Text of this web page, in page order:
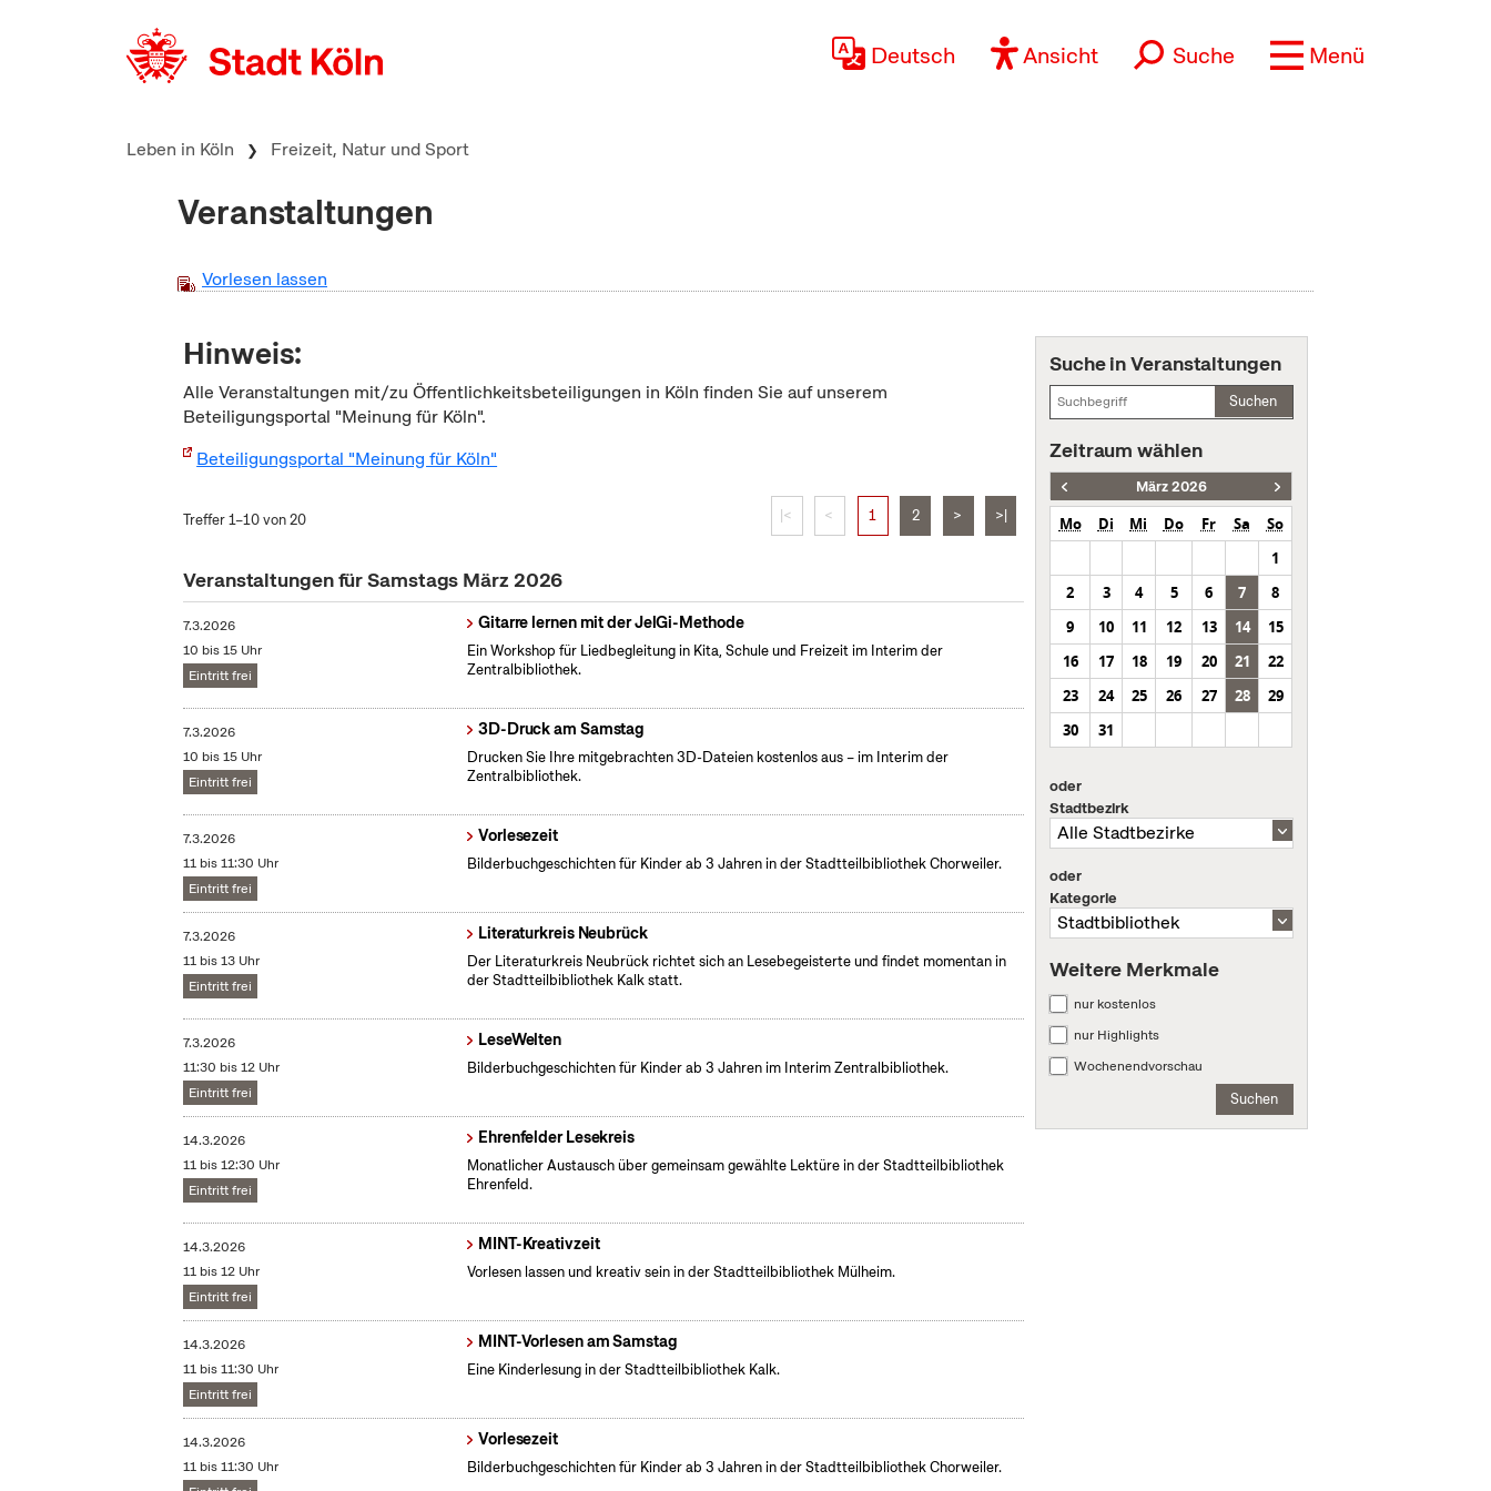
Deutsch Ansicht Suche Menü
Leben in Köln Freizeit, Natur und Sport
Veranstaltungen
Vorlesen lassen
Hinweis:
Alle Veranstaltungen mit/zu Öffentlichkeitsbeteiligungen in Köln finden Sie auf unserem
Beteiligungsportal "Meinung für Köln".
Beteiligungsportal "Meinung für Köln"
Treffer 1–10 von 20 |< < 1 2 > >|
Veranstaltungen für Samstags März 2026
7.3.2026
10 bis 15 Uhr
Eintritt frei
Gitarre lernen mit der JelGi-Methode
Ein Workshop für Liedbegleitung in Kita, Schule und Freizeit im Interim der
Zentralbibliothek.
7.3.2026
10 bis 15 Uhr
Eintritt frei
3D-Druck am Samstag
Drucken Sie Ihre mitgebrachten 3D-Dateien kostenlos aus – im Interim der
Zentralbibliothek.
7.3.2026
11 bis 11:30 Uhr
Eintritt frei
Vorlesezeit
Bilderbuchgeschichten für Kinder ab 3 Jahren in der Stadtteilbibliothek Chorweiler.
7.3.2026
11 bis 13 Uhr
Eintritt frei
Literaturkreis Neubrück
Der Literaturkreis Neubrück richtet sich an Lesebegeisterte und findet momentan in
der Stadtteilbibliothek Kalk statt.
7.3.2026
11:30 bis 12 Uhr
Eintritt frei
LeseWelten
Bilderbuchgeschichten für Kinder ab 3 Jahren im Interim Zentralbibliothek.
14.3.2026
11 bis 12:30 Uhr
Eintritt frei
Ehrenfelder Lesekreis
Monatlicher Austausch über gemeinsam gewählte Lektüre in der Stadtteilbibliothek
Ehrenfeld.
14.3.2026
11 bis 12 Uhr
Eintritt frei
MINT-Kreativzeit
Vorlesen lassen und kreativ sein in der Stadtteilbibliothek Mülheim.
14.3.2026
11 bis 11:30 Uhr
Eintritt frei
MINT-Vorlesen am Samstag
Eine Kinderlesung in der Stadtteilbibliothek Kalk.
14.3.2026
11 bis 11:30 Uhr
Vorlesezeit
Bilderbuchgeschichten für Kinder ab 3 Jahren in der Stadtteilbibliothek Chorweiler.
Suche in Veranstaltungen
Suchen
Zeitraum wählen
März 2026
Mo Di Mi Do Fr Sa
So
1
2
3 4 5 6 7
8
9
10 11 12 13 14
15
16
17 18 19 20 21
22
23
24 25 26 27 28
29
30
31
oder
Stadtbezirk
oder
Kategorie
Weitere Merkmale
nur kostenlos
nur Highlights
Wochenendvorschau
Suchen